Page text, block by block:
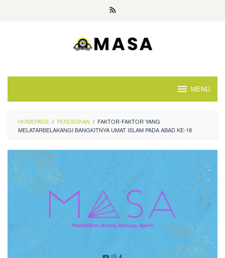
MENU
HOMEPAGE / PENDIDIKAN / FAKTOR-FAKTOR YANG
MELATARBELAKANGI BANGKITNYA UMAT ISLAM PADA ABAD KE-18